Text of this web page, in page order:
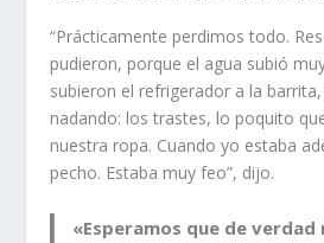
“Prácticamente perdimos todo.
pudieron, porque el agua subió
subieron el refrigerador a la
nadando: los trastes, lo poquito
nuestra ropa. Cuando yo estaba
pecho. Estaba muy feo”, dijo.
«Esperamos que de verdad